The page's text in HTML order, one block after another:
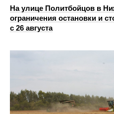
На улице Политбойцов в
ограничения остановки и
с 26 августа